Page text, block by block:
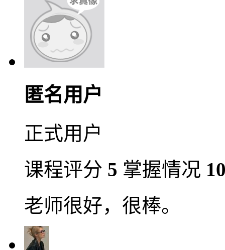
匿名用户
正式用户
课程评分 5 掌握情况
老师很好，很棒。